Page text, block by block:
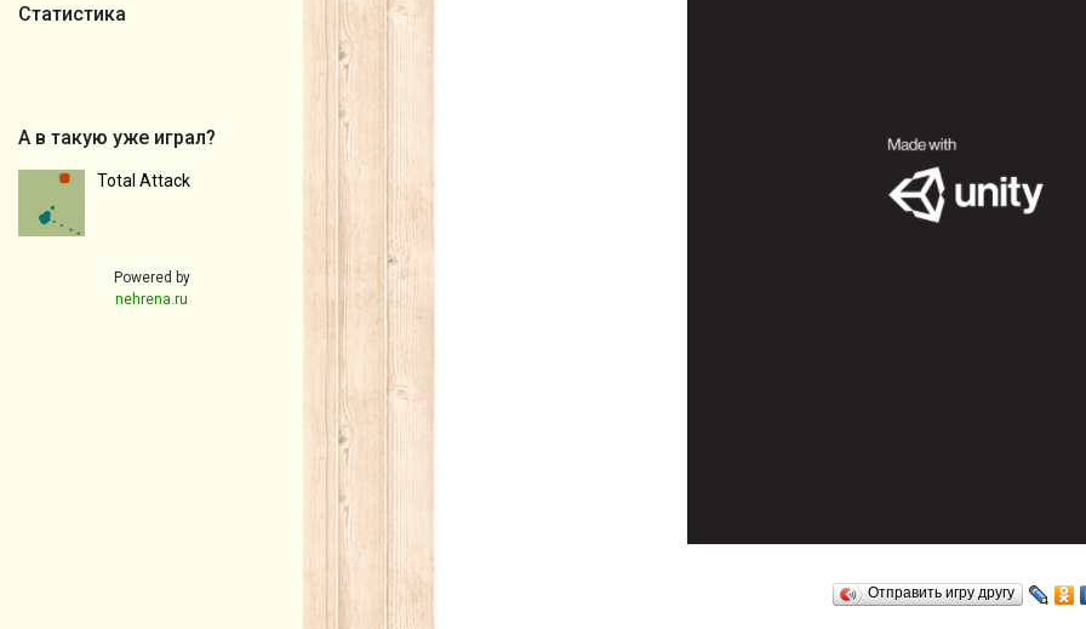
Статистика
А в такую уже играл?
Total Attack
Powered by
nehrena.ru
Отправить игру другу